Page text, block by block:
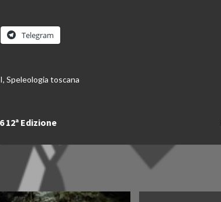
Telegram
, Speleologia toscana
12ª Edizione